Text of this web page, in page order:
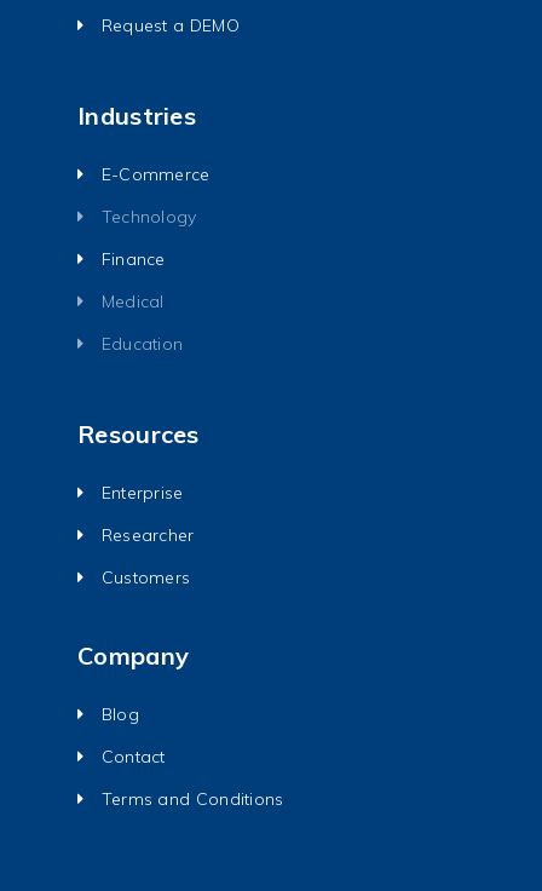
Request a DEMO
Industries
E-Commerce
Technology
Finance
Medical
Education
Resources
Enterprise
Researcher
Customers
Company
Blog
Contact
Terms and Conditions